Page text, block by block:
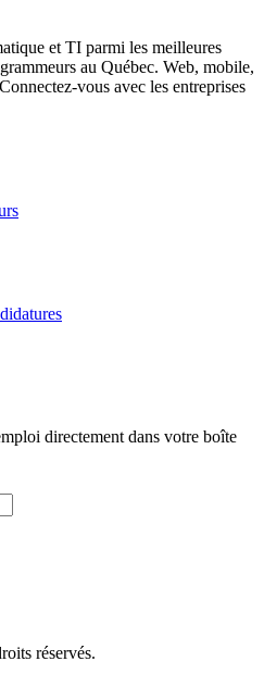
et TI parmi les meilleures
au Québec. Web, mobile,
vous avec les entreprises
directement dans votre boîte
réservés.